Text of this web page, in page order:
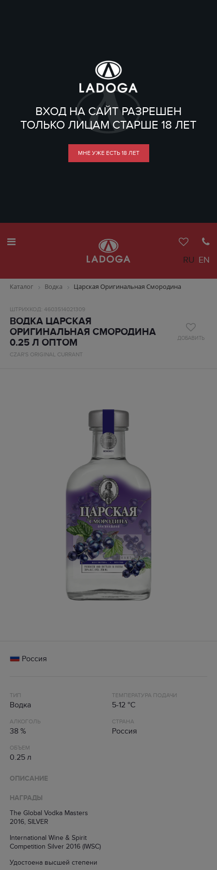
ВХОД НА САЙТ РАЗРЕШЕН
ТОЛЬКО ЛИЦАМ СТАРШЕ 18 ЛЕТ
МНЕ УЖЕ ЕСТЬ 18 ЛЕТ
RU EN
Каталог Водка Царская Оригинальная Смородина
ШТРИХКОД: 4603514021309
ВОДКА ЦАРСКАЯ
ОРИГИНАЛЬНАЯ СМОРОДИНА
0.25 Л ОПТОМ
CZAR'S ORIGINAL CURRANT
ДОБАВИТЬ
Россия
ТИП
Водка
АЛКОГОЛЬ
38 %
ОБЪЕМ
0.25 л
ТЕМПЕРАТУРА ПОДАЧИ
5-12 °C
СТРАНА
Россия
ОПИСАНИЕ
НАГРАДЫ
The Global Vodka Masters
2016, SILVER
International Wine & Spirit
Competition Silver 2016 (IWSC)
Удостоена высшей степени